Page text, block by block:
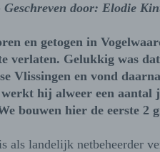
Geschreven door: Elodie
en getogen in
verlaten. Gelukkig was
Vlissingen en vond
hij alweer een aantal
bouwen hier de eerste
als landelijk netbeheerder